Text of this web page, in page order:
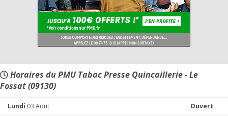
Horaires du PMU Tabac Presse Quincaillerie - Le
Fossat (09130)
Lundi 03 Aout Ouvert